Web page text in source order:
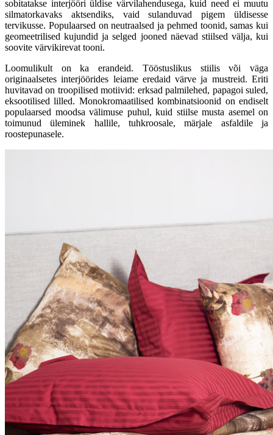
sobitatakse interjööri üldise värvilahendusega, kuid need ei muutu
silmatorkavaks aktsendiks, vaid sulanduvad pigem üldisesse
tervikusse. Populaarsed on neutraalsed ja pehmed toonid, samas kui
geomeetrilised kujundid ja selged jooned näevad stiilsed välja, kui
soovite värvikirevat tooni.
Loomulikult on ka erandeid. Tööstuslikus stiilis või väga
originaalsetes interjöörides leiame eredaid värve ja mustreid. Eriti
huvitavad on troopilised motiivid: erksad palmilehed, papagoi suled,
eksootilised lilled. Monokromaatilised kombinatsioonid on endiselt
populaarsed moodsa välimuse puhul, kuid stiilse musta asemel on
toimunud üleminek hallile, tuhkroosale, märjale asfaldile ja
roostepunasele.